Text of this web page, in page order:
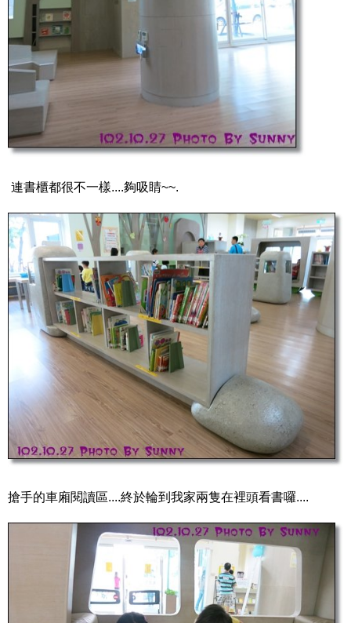
連書櫃都很不一樣....夠吸睛~~.
搶手的車廂閱讀區....終於輪到我家兩隻在裡頭看書囉....